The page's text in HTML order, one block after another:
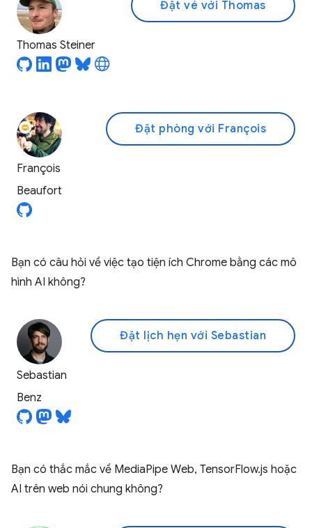
Thomas Steiner
Đặt vé với Thomas
François
Beaufort
Đặt phòng với François
Bạn có câu hỏi về việc tạo tiện ích Chrome bằng các mô
hình AI không?
Sebastian
Benz
Đặt lịch hẹn với Sebastian
Bạn có thắc mắc về MediaPipe Web, TensorFlow.js hoặc
AI trên web nói chung không?